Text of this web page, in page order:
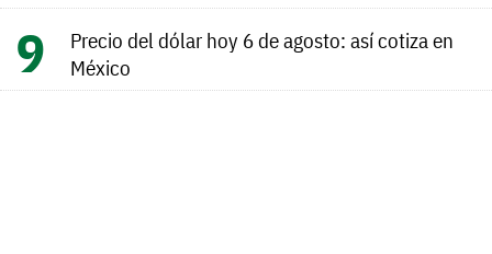
Precio del dólar hoy 6 de agosto: así cotiza en
México